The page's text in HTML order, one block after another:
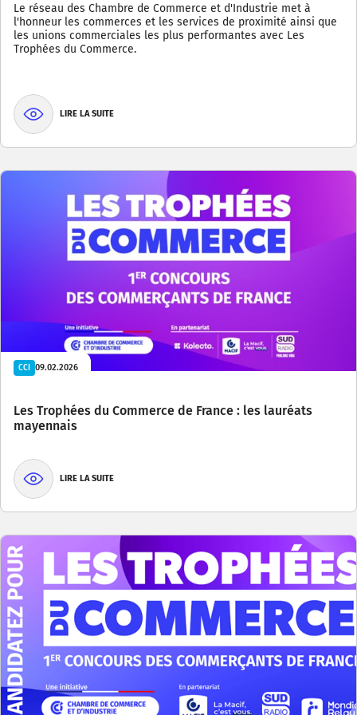
Le réseau des Chambre de Commerce et d'Industrie met à
l'honneur les commerces et les services de proximité ainsi que
les unions commerciales les plus performantes avec Les
Trophées du Commerce.
LIRE LA SUITE
CCI 09.02.2026
Les Trophées du Commerce de France : les lauréats
mayennais
LIRE LA SUITE